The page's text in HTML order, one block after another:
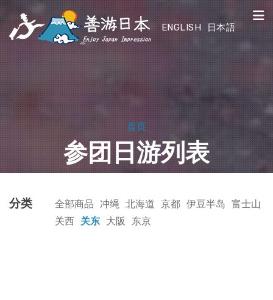
ENGLISH 日本語
参团日游列表
首页
分类 全部商品 冲绳 北海道 京都 伊豆半岛 富士山
关西 关东 大阪 东京